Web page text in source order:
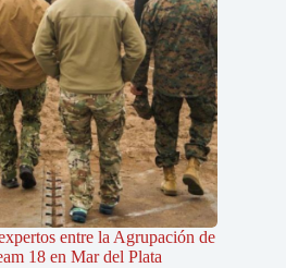
entre la Agrupación de
18 en Mar del Plata